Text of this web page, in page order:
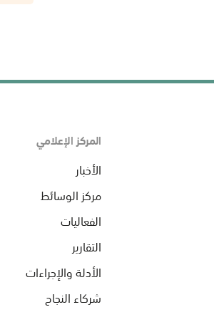
المركز الإعلامي
الأخبار
مركز الوسائط
الفعاليات
التقارير
الأدلة والإجراءات
شركاء النجاح